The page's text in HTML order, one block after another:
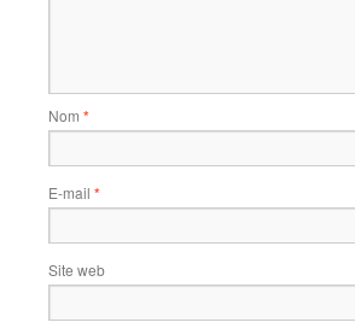
Nom *
E-mail *
Site web